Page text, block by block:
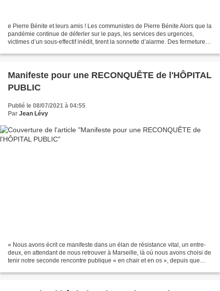
e Pierre Bénite et leurs amis ! Les communistes de Pierre Bénite Alors que la
pandémie continue de déferler sur le pays, les services des urgences,
victimes d’un sous-effectif inédit, tirent la sonnette d’alarme. Des fermetures
Manifeste pour une RECONQUÊTE de l'HÔPITAL
PUBLIC
Publié le 08/07/2021 à 04:55
Par Jean Lévy
« Nous avons écrit ce manifeste dans un élan de résistance vital, un entre-
deux, en attendant de nous retrouver à Marseille, là où nous avons choisi de
tenir notre seconde rencontre publique « en chair et en os », depuis que